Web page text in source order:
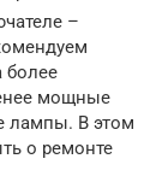
–
более
мощные
лампы. В этом
о ремонте